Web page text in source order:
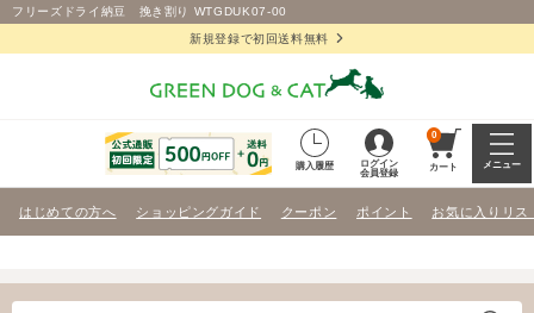
フリーズドライ納豆 挽き割り WTGDUK07-00
新規登録で初回送料無料
購入履歴
ログイン
会員登録
0
カート メニュー
はじめての方へ ショッピングガイド クーポン ポイント お気に入りリス